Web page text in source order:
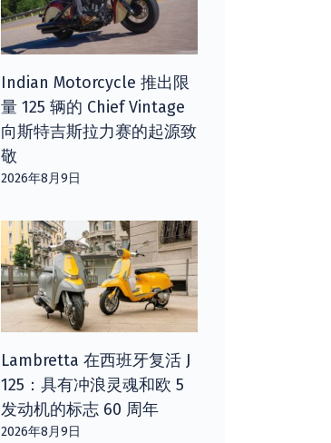
Indian Motorcycle 推出限
量 125 辆的 Chief Vintage
向斯特吉斯拉力赛的起源致
敬
2026年8月9日
Lambretta 在西班牙复活 J
125：具有冲浪灵魂和欧 5
发动机的标志 60 周年
2026年8月9日